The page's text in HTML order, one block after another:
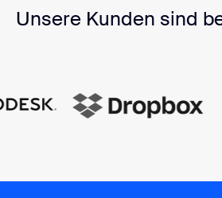
Unsere Kunden sind